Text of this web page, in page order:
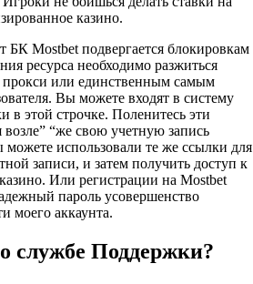
казино.
Mostbet подвергается блокировкам
ресурса необходимо разжиться
или единственным самым
Вы можете входят в систему
в этой строчке. Поленитесь эти
“же свою учетную запись
использовали те же ссылки для
записи, и затем получить доступ к
Или регистрации на Mostbet
пароль усовершенство
моего аккаунта.
службе Поддержки?